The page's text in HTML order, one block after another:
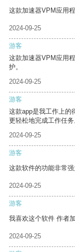
这款加速器VPM应用
2024-09-25
游客
这款加速器VPM应用
护。
2024-09-25
游客
这款app是我工作上的
更轻松地完成工作任务
2024-09-25
游客
这款软件的功能非常
2024-09-25
游客
我喜欢这个软件 作者
2024-09-25